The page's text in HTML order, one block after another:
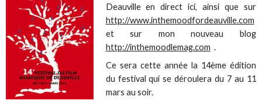
Deauville en direct ici, ainsi que sur
http://www.inthemoodfordeauville.com
et sur mon nouveau blog
http://inthemoodlemag.com .
Ce sera cette année la 14ème édition
du festival qui se déroulera du 7 au 11
mars au soir.